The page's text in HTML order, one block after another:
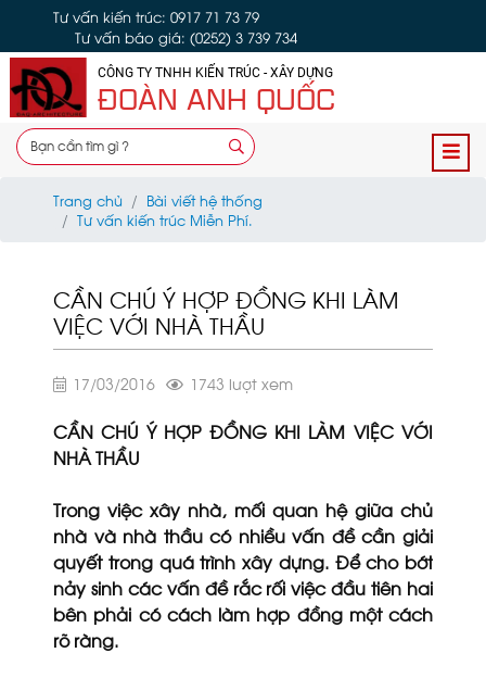
Tư vấn kiến trúc: 0917 71 73 79
Tư vấn báo giá: (0252) 3 739 734
CÔNG TY TNHH KIẾN TRÚC - XÂY DỰNG
ĐOÀN ANH QUỐC
Trang chủ
Bài viết hệ thống
Tư vấn kiến trúc Miễn Phí.
CẦN CHÚ Ý HỢP ĐỒNG KHI LÀM
VIỆC VỚI NHÀ THẦU
17/03/2016 1743 lượt xem
CẦN CHÚ Ý HỢP ĐỒNG KHI LÀM VIỆC VỚI
NHÀ THẦU
Trong việc xây nhà, mối quan hệ giữa chủ
nhà và nhà thầu có nhiều vấn đề cần giải
quyết trong quá trình xây dựng. Để cho bớt
nảy sinh các vấn đề rắc rối việc đầu tiên hai
bên phải có cách làm hợp đồng một cách
rõ ràng.